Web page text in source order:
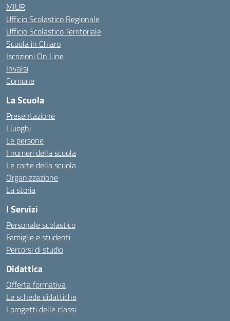
MIUR
Ufficio Scolastico Regionale
Ufficio Scolastico Territoriale
Scuola in Chiaro
Iscrizioni On Line
Invalsi
Comune
La Scuola
Presentazione
I luoghi
Le persone
I numeri della scuola
Le carte della scuola
Organizzazione
La storia
I Servizi
Personale scolastico
Famiglie e studenti
Percorsi di studio
Didattica
Offerta formativa
Le schede didattiche
I progetti delle classi